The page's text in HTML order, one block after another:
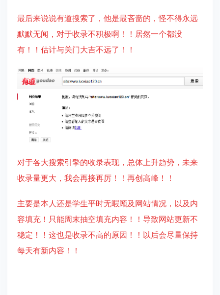
最后来说说有道搜索了，他是最吝啬的，怪不得永远
默默无闻，对于收录不积极啊！！居然一个都没
有！！估计与关门大吉不远了！！
对于各大搜索引擎的收录表现，总体上升趋势，未来
收录量更大，我会再接再厉！！再创高峰！！
主要是本人还是学生平时无暇顾及网站情况，以及内
容填充！只能周末抽空填充内容！！导致网站更新不
稳定！！这也是收录不高的原因！！以后会尽量保持
每天有新内容！！